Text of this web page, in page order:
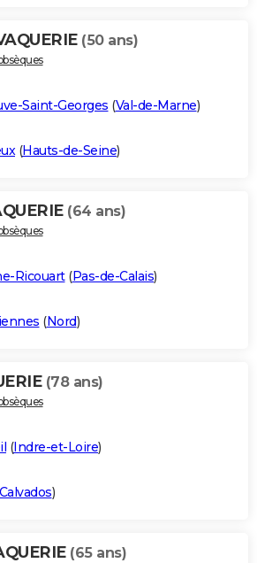
(50 ans)
Saint-Georges (Val-de-Marne)
(Hauts-de-Seine)
(64 ans)
Ricouart(Pas-de-Calais)
(Nord)
(78 ans)
(Indre-et-Loire)
)
(65 ans)